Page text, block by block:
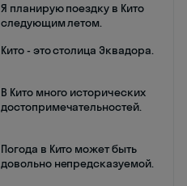
Я планирую поездку в Кито
следующим летом.
Кито - это столица Эквадора.
В Кито много исторических
достопримечательностей.
Погода в Кито может быть
довольно непредсказуемой.